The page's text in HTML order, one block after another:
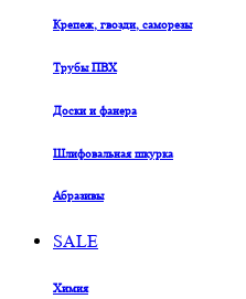
Крепеж, гвозди, саморезы
Трубы ПВХ
Доски и фанера
Шлифовальная шкурка
Абразивы
SALE
Химия